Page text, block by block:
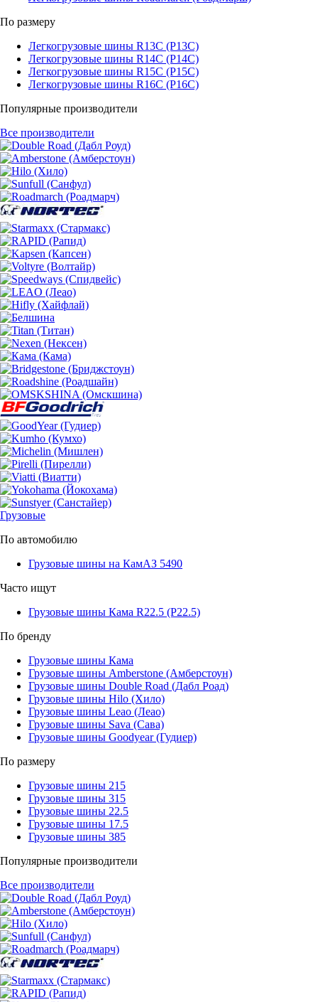
По размеру
Легкогрузовые шины R13C (Р13С)
Легкогрузовые шины R14C (Р14С)
Легкогрузовые шины R15C (Р15С)
Легкогрузовые шины R16C (Р16С)
Популярные производители
Все производители
Грузовые
По автомобилю
Грузовые шины на КамАЗ 5490
Часто ищут
Грузовые шины Кама R22.5 (Р22.5)
По бренду
Грузовые шины Кама
Грузовые шины Amberstone (Амберстоун)
Грузовые шины Double Road (Дабл Роад)
Грузовые шины Hilo (Хило)
Грузовые шины Leao (Леао)
Грузовые шины Sava (Сава)
Грузовые шины Goodyear (Гудиер)
По размеру
Грузовые шины 215
Грузовые шины 315
Грузовые шины 22.5
Грузовые шины 17.5
Грузовые шины 385
Популярные производители
Все производители